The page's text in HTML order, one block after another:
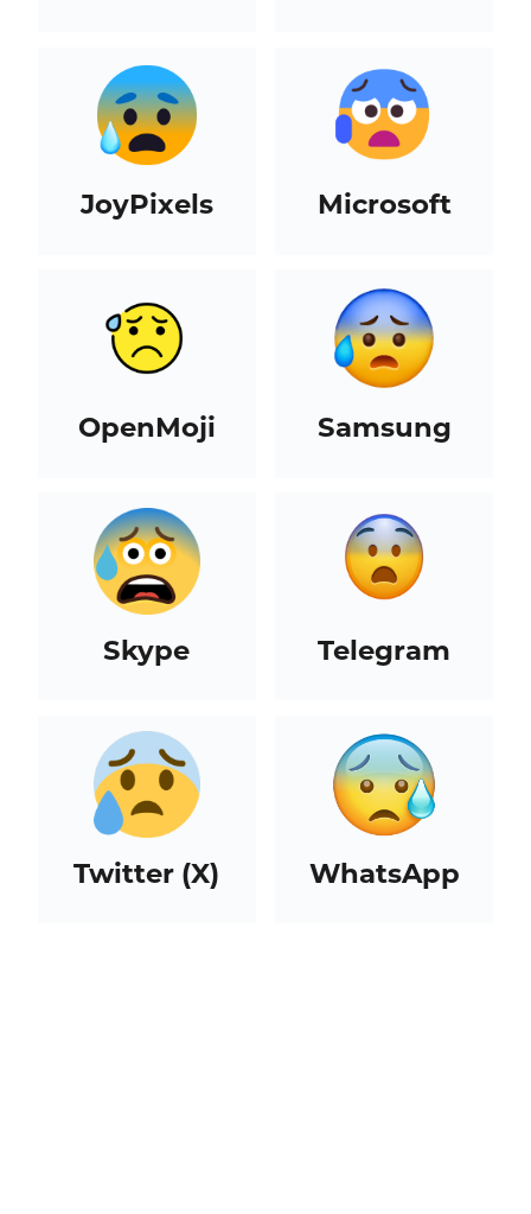
JoyPixels Microsoft
OpenMoji Samsung
Skype Telegram
Twitter (X) WhatsApp